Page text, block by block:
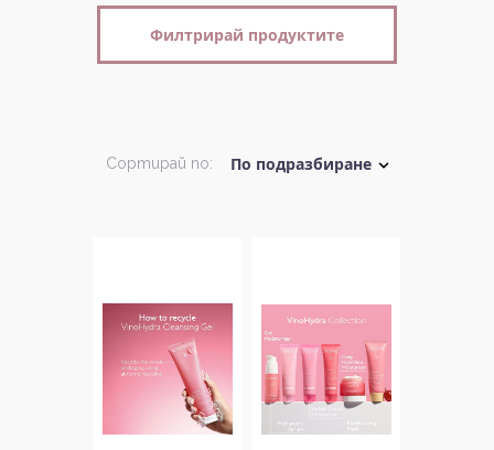
Филтрирай продуктите
Сортирай по: